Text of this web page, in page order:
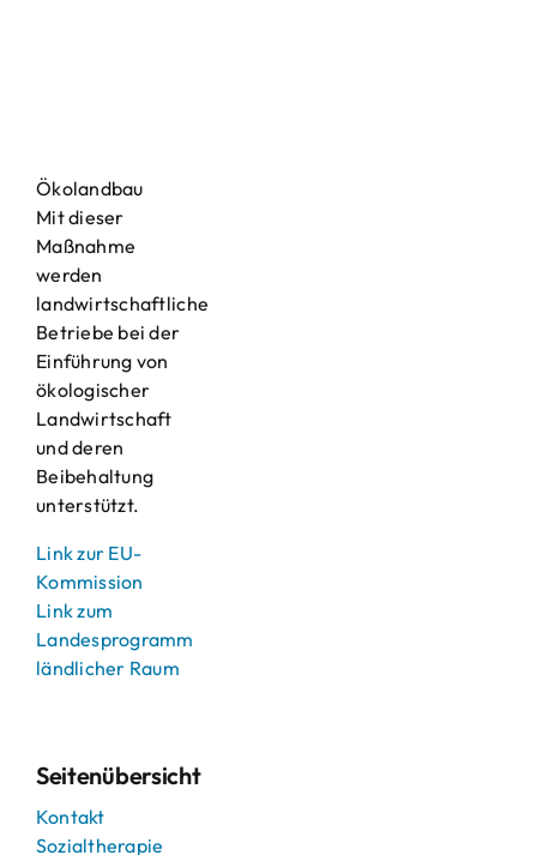
Ökolandbau
Mit dieser
Maßnahme
werden
landwirtschaftliche
Betriebe bei der
Einführung von
ökologischer
Landwirtschaft
und deren
Beibehaltung
unterstützt.
Link zur EU-
Kommission
Link zum
Landesprogramm
ländlicher Raum
Seitenübersicht
Kontakt
Sozialtherapie